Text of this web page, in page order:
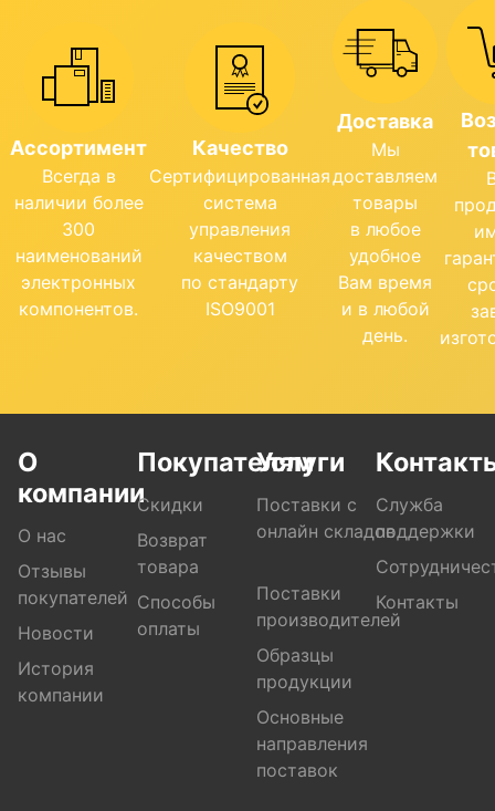
Ассортимент
Всегда в
наличии более
300
наименований
электронных
компонентов.
Качество
Сертифицированная
система
управления
качеством
по стандарту
ISO9001
Доставка
Мы
доставляем
товары
в любое
удобное
Вам время
и в любой
день.
О
компании
О нас
Отзывы
покупателей
Новости
История
компании
Покупателям
Скидки
Возврат
товара
Способы
оплаты
Услуги
Поставки с
онлайн складов
Поставки
производителей
Образцы
продукции
Основные
направления
поставок
Служба
поддержки
Контакты